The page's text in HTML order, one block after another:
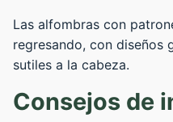
Las alfombras con
regresando, con diseños
sutiles a la cabeza.
Consejos de